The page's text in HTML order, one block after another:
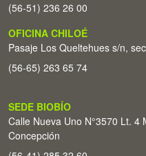
(56-51) 236 26 00
OFICINA CHILOÉ
Pasaje Los Queltehues s/n,
(56-65) 263 65 74
SEDE BIOBÍO
Calle Nueva Uno N°3570 Lt. 4
Concepción